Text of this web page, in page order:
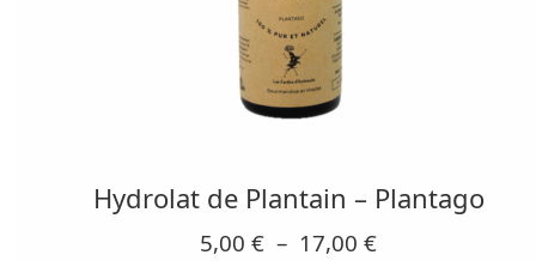
Hydrolat de Plantain – Plantago
5,00€ – 17,00€Plage
Ce
produit
plusieurs
variations.